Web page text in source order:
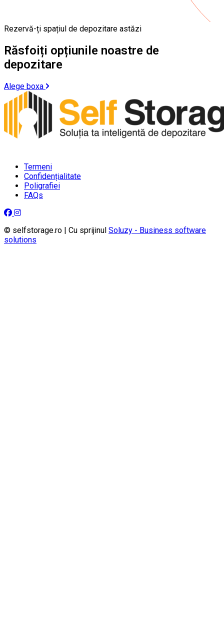
Rezervă-ți spațiul de depozitare astăzi
Răsfoiți opțiunile noastre de
depozitare
Alege boxa
Termeni
Confidențialitate
Poligrafiei
FAQs
© selfstorage.ro | Cu sprijinul Soluzy - Business software
solutions